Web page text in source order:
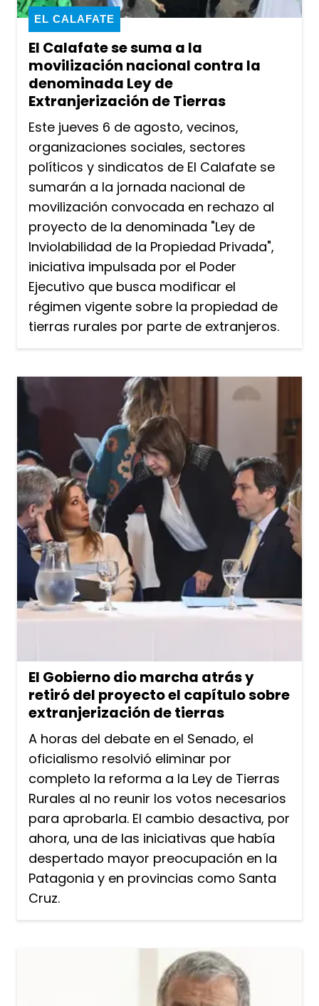
El Calafate se suma a la
movilización nacional contra la
denominada Ley de
Extranjerización de Tierras
EL CALAFATE
Este jueves 6 de agosto, vecinos,
organizaciones sociales, sectores
políticos y sindicatos de El Calafate se
sumarán a la jornada nacional de
movilización convocada en rechazo al
proyecto de la denominada "Ley de
Inviolabilidad de la Propiedad Privada",
iniciativa impulsada por el Poder
Ejecutivo que busca modificar el
régimen vigente sobre la propiedad de
tierras rurales por parte de extranjeros.
El Gobierno dio marcha atrás y
retiró del proyecto el capítulo sobre
extranjerización de tierras
A horas del debate en el Senado, el
oficialismo resolvió eliminar por
completo la reforma a la Ley de Tierras
Rurales al no reunir los votos necesarios
para aprobarla. El cambio desactiva, por
ahora, una de las iniciativas que había
despertado mayor preocupación en la
Patagonia y en provincias como Santa
Cruz.